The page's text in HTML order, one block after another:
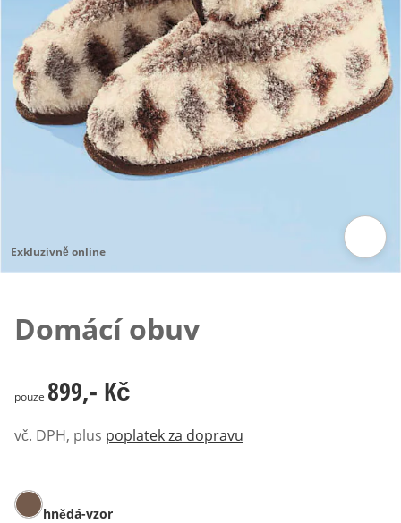
Exkluzivně online
Domácí obuv
899,- Kč
pouze 899,- Kč
vč. DPH, plus poplatek za dopravu
hnědá-vzor